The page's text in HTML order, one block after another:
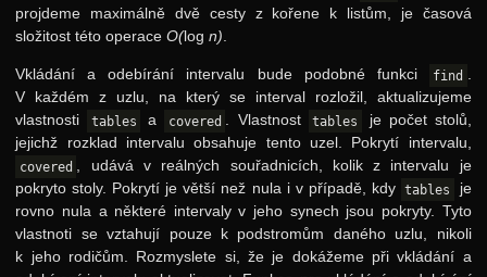
projdeme maximálně dvě cesty z kořene k listům, je časová
složitost této operaceO(log n)
Vkládání a odebírání intervalu bude podobné funkci find .
V každém z uzlu, na který se interval rozložil, aktualizujeme
vlastnosti
tables a covered . Vlastnost tables
je počet stolů,
jejichž rozklad intervalu obsahuje tento uzel. Pokrytí intervalu,
covered , udává v reálných souřadnicích, kolik z intervalu je
pokryto stoly. Pokrytí je větší než nula i v případě, kdy tables
je
rovno nula a některé intervaly v jeho synech jsou pokryty. Tyto
vlastnoti se vztahují pouze k podstromům daného uzlu, nikoli
k jeho rodičům. Rozmyslete si, že je dokážeme při vkládání a